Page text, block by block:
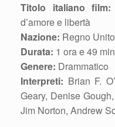
Titolo italiano film:
d’amore e libertà
Nazione: Regno Unito
Durata: 1 ora e 49
Genere: Drammatico
Interpreti: Brian F.
Geary, Denise
Jim Norton, Andrew